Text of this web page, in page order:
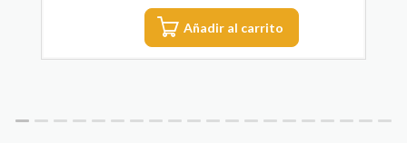
Añadir al carrito